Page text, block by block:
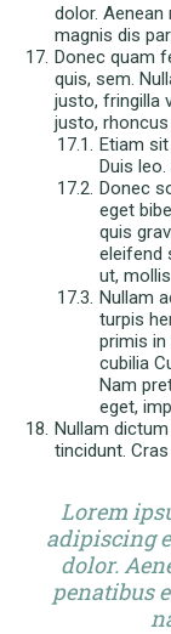
dolor.
magnis dis
Donec quam
quis, sem.
justo, fringilla
justo,
Etiam
Duis
Donec
eget
quis
eleifend
ut,
Nullam
turpis
primis
cubilia
Nam
eget,
Nullam
tincidunt.
Lorem
adipiscing
dolor.
penatibus